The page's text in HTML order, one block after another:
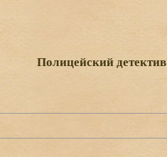
Полицейский детектив